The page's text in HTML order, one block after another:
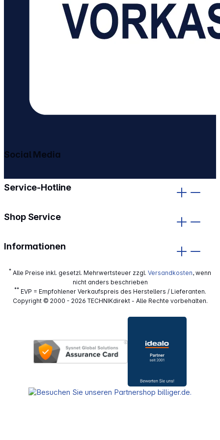
Service-Hotline
Shop Service
Informationen
Social Media
* Alle Preise inkl. gesetzl. Mehrwertsteuer zzgl. Versandkosten, wenn
nicht anders beschrieben
**EVP = Empfohlener Verkaufspreis des Herstellers / Lieferanten.
Copyright © 2000 - 2026 TECHNIKdirekt - Alle Rechte vorbehalten.